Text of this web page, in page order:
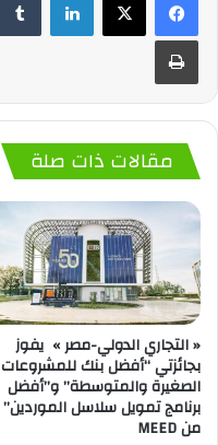
مقالات ذات صلة
« التجاري الدولي-مصر » يفوز
بجائزتي “أفضل بنك للمشروعات
الصغيرة والمتوسطة” و”أفضل
برنامج تمويل سلاسل الموردين”
من MEED